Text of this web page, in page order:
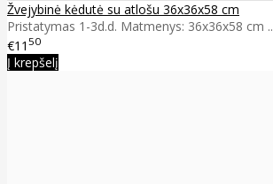
Žvejybinė kėdutė su atlošu 36x36x58 cm
Pristatymas 1-3d.d. Matmenys: 36x36x58 cm ..
€11 50
Į krepšelį